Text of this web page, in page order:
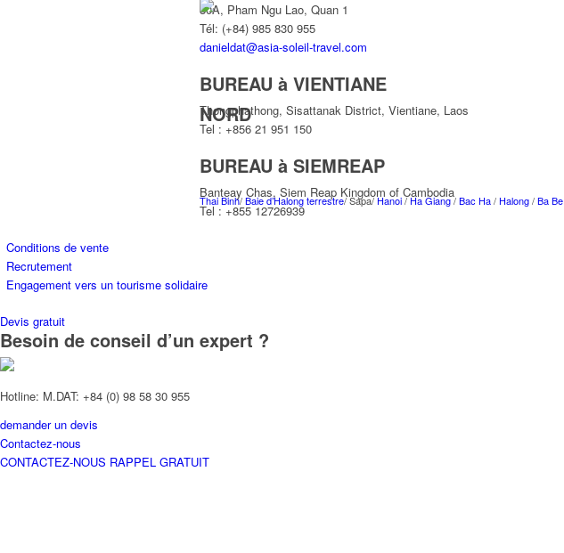
NORD
Thai Binh/Baie d’Halong terrestre/ Sapa/Hanoi/Ha Giang/Bac Ha/ Halong/Ba Be
CENTRE
30A, Pham Ngu Lao, Quan 1
Tél: (+84) 985 830 955
danieldat@asia-soleil-travel.com
BUREAU à VIENTIANE
Thongphathong, Sisattanak District, Vientiane, Laos
Tel : +856 21 951 150
BUREAU à SIEMREAP
Banteay Chas, Siem Reap Kingdom of Cambodia
Tel : +855 12726939
Conditions de vente
Recrutement
Engagement vers un tourisme solidaire
Devis gratuit
Besoin de conseil d’un expert ?
Hotline: M.DAT: +84 (0) 98 58 30 955
demander un devis
Contactez-nous
CONTACTEZ-NOUS RAPPEL GRATUIT